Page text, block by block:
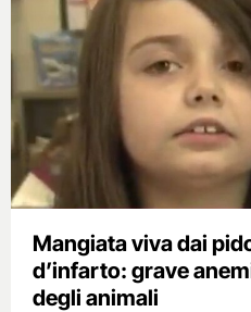
Mangiata viva dai
d’infarto: grave
degli animali